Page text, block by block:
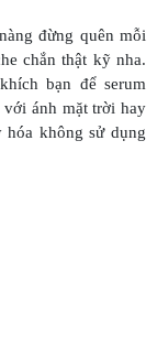
đừng quên mỗi
chắn thật kỹ nha.
bạn để serum
ánh mặt trời hay
không sử dụng